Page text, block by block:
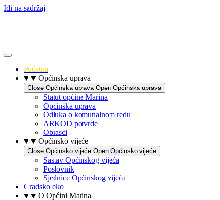
Idi na sadržaj
Početna
Općinska uprava
Close Općinska uprava Open Općinska uprava
Statut općine Marina
Općinska uprava
Odluka o komunalnom redu
ARKOD potvrde
Obrasci
Općinsko vijeće
Close Općinsko vijeće Open Općinsko vijeće
Sastav Općinskog vijeća
Poslovnik
Sjednice Općinskog vijeća
Gradsko oko
O Općini Marina